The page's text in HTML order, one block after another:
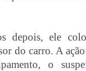
depois, ele
do carro. A
o